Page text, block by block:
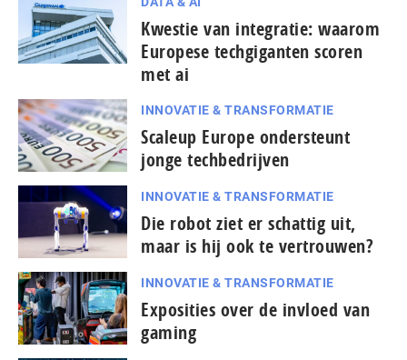
Kwestie van integratie: waarom
Europese techgiganten scoren
met ai
INNOVATIE & TRANSFORMATIE
Scaleup Europe ondersteunt
jonge techbedrijven
INNOVATIE & TRANSFORMATIE
Die robot ziet er schattig uit,
maar is hij ook te vertrouwen?
INNOVATIE & TRANSFORMATIE
Exposities over de invloed van
gaming